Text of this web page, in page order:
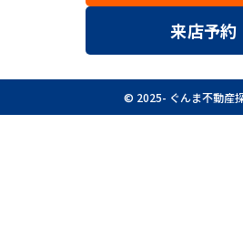
来店予約
© 2025- ぐんま不動産